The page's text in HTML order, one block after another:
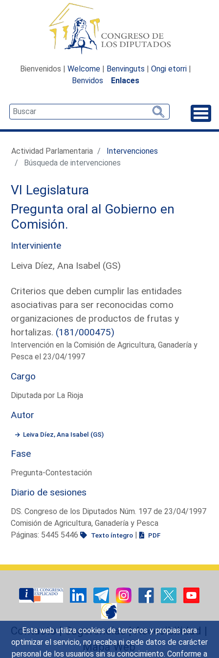
Esta web utiliza cookies de terceros y propias para
optimizar el servicio, no recaba ni cede datos de carácter
personal de los usuarios sin su conocimiento. Conforme a
Bienvenidos | Welcome | Benvinguts | Ongi etorri |
Benvidos
Enlaces
Actividad Parlamentaria
Intervenciones
Búsqueda de intervenciones
VI Legislatura
Pregunta oral al Gobierno en
Comisión.
Interviniente
Leiva Díez, Ana Isabel (GS)
Criterios que deben cumplir las entidades
asociativas para ser reconocidas como
organizaciones de productos de frutas y
hortalizas. (181/000475)
Intervención en la Comisión de Agricultura, Ganadería y
Pesca el 23/04/1997
Cargo
Diputada por La Rioja
Autor
Leiva Díez, Ana Isabel (GS)
Fase
Pregunta-Contestación
Diario de sesiones
DS. Congreso de los Diputados Núm. 197 de 23/04/1997
Comisión de Agricultura, Ganadería y Pesca
Páginas: 5445 5446
Texto íntegro | PDF
Contacto|Sugerencias|Accesibilidad |
Mapa Web